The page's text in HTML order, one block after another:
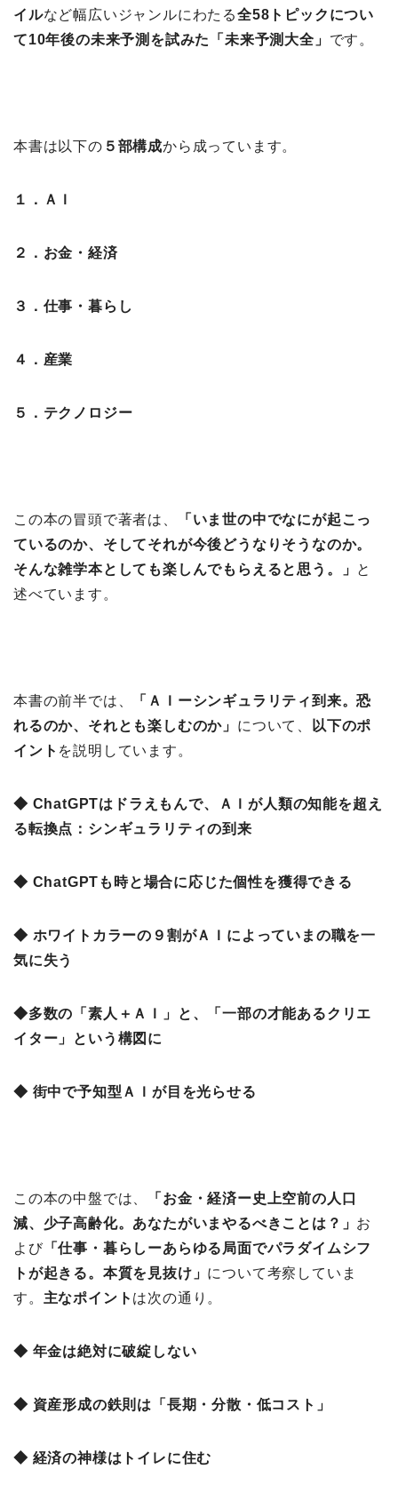
イルなど幅広いジャンルにわたる全58トピックについ
て10年後の未来予測を試みた「未来予測大全」 です。
本書は以下の ５部構成から成っています。
１．ＡＩ
２．お金・経済
３．仕事・暮らし
４．産業
５．テクノロジー
この本の冒頭で著者は、
「いま世の中でなにが起こっ
ているのか、そしてそれが今後どうなりそうなのか。
そんな雑学本としても楽しんでもらえると思う。」 と
述べています。
本書の前半では、
「ＡＩーシンギュラリティ到来。恐
れるのか、それとも楽しむのか」 について、
以下のポ
イント を説明しています。
◆ ChatGPTはドラえもんで、ＡＩが人類の知能を超え
る転換点：シンギュラリティの到来
◆ ChatGPTも時と場合に応じた個性を獲得できる
◆ ホワイトカラーの９割がＡＩによっていまの職を一
気に失う
◆多数の「素人＋ＡＩ」と、「一部の才能あるクリエ
イター」という構図に
◆ 街中で予知型ＡＩが目を光らせる
この本の中盤では、 「 お金・経済ー史上空前の人口
減、少子高齢化。あなたがいまやるべきことは？」 お
よび「仕事・暮らしーあらゆる局面でパラダイムシフ
トが起きる。本質を見抜け」 について考察していま
す。 主なポイント は次の通り。
◆ 年金は絶対に破綻しない
◆ 資産形成の鉄則は「長期・分散・低コスト」
◆ 経済の神様はトイレに住む